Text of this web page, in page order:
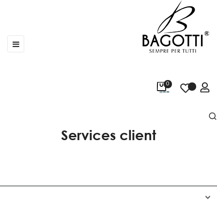
Basculer
la
☰
0
Services client

